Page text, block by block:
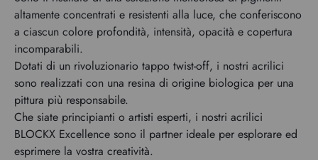
altamente concentrati e resistenti alla luce, che conferiscono
a ciascun colore profondità, intensità, opacità e copertura
incomparabili.
Dotati di un rivoluzionario tappo twist-off, i nostri acrilici
sono realizzati con una resina di origine biologica per una
pittura più responsabile.
Che siate principianti o artisti esperti, i nostri acrilici
BLOCKX Excellence sono il partner ideale per esplorare ed
esprimere la vostra creatività.